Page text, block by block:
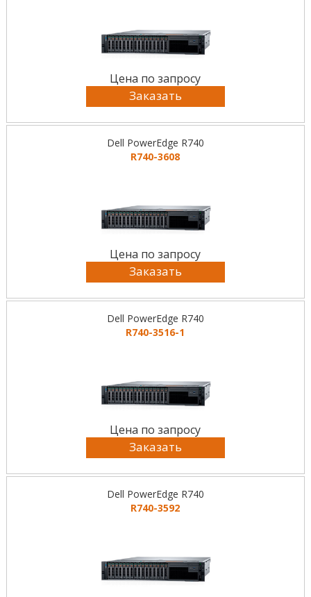
Цена по запросу
Заказать
Dell PowerEdge R740
R740-3608
Цена по запросу
Заказать
Dell PowerEdge R740
R740-3516-1
Цена по запросу
Заказать
Dell PowerEdge R740
R740-3592